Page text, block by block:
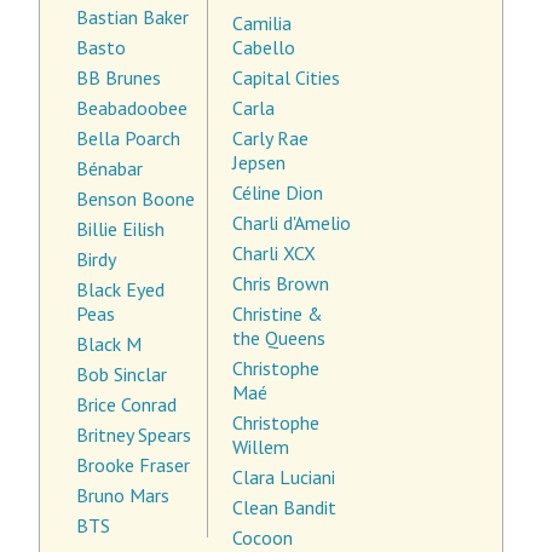
Bastian Baker
Basto
BB Brunes
Beabadoobee
Bella Poarch
Bénabar
Benson Boone
Billie Eilish
Birdy
Black Eyed
Peas
Black M
Bob Sinclar
Brice Conrad
Britney Spears
Brooke Fraser
Bruno Mars
BTS
Camilia
Cabello
Capital Cities
Carla
Carly Rae
Jepsen
Céline Dion
Charli d'Amelio
Charli XCX
Chris Brown
Christine &
the Queens
Christophe
Maé
Christophe
Willem
Clara Luciani
Clean Bandit
Cocoon